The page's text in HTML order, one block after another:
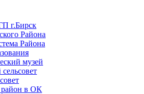
г.Бирск
Района
Района
музей
район в ОК